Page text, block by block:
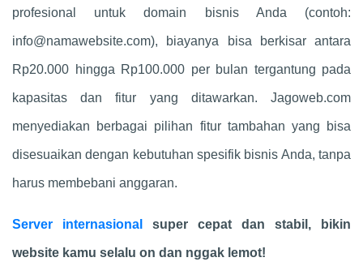
profesional untuk domain bisnis Anda (contoh:
info@namawebsite.com), biayanya bisa berkisar antara
Rp20.000 hingga Rp100.000 per bulan tergantung pada
kapasitas dan fitur yang ditawarkan. Jagoweb.com
menyediakan berbagai pilihan fitur tambahan yang bisa
disesuaikan dengan kebutuhan spesifik bisnis Anda, tanpa
harus membebani anggaran.
Server internasional super cepat dan stabil, bikin
website kamu selalu on dan nggak lemot!